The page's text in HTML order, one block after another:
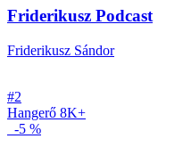
Friderikusz Podcast
Friderikusz Sándor
#2
Hangerő 8K+
-5 %